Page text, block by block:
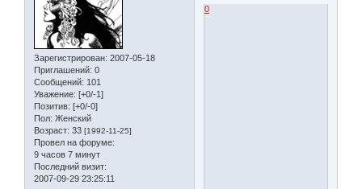
Зарегистрирован: 2007-05-18
Приглашений: 0
Сообщений: 101
Уважение: [+0/-1]
Позитив: [+0/-0]
Пол: Женский
Возраст: 33 [1992-11-25]
Провел на форуме:
9 часов 7 минут
Последний визит:
2007-09-29 23:25:11
0